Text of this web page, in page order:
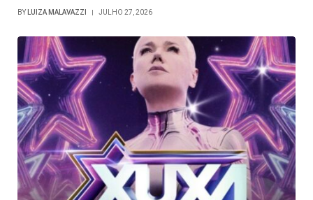
BY LUIZA MALAVAZZI JULHO 27, 2026